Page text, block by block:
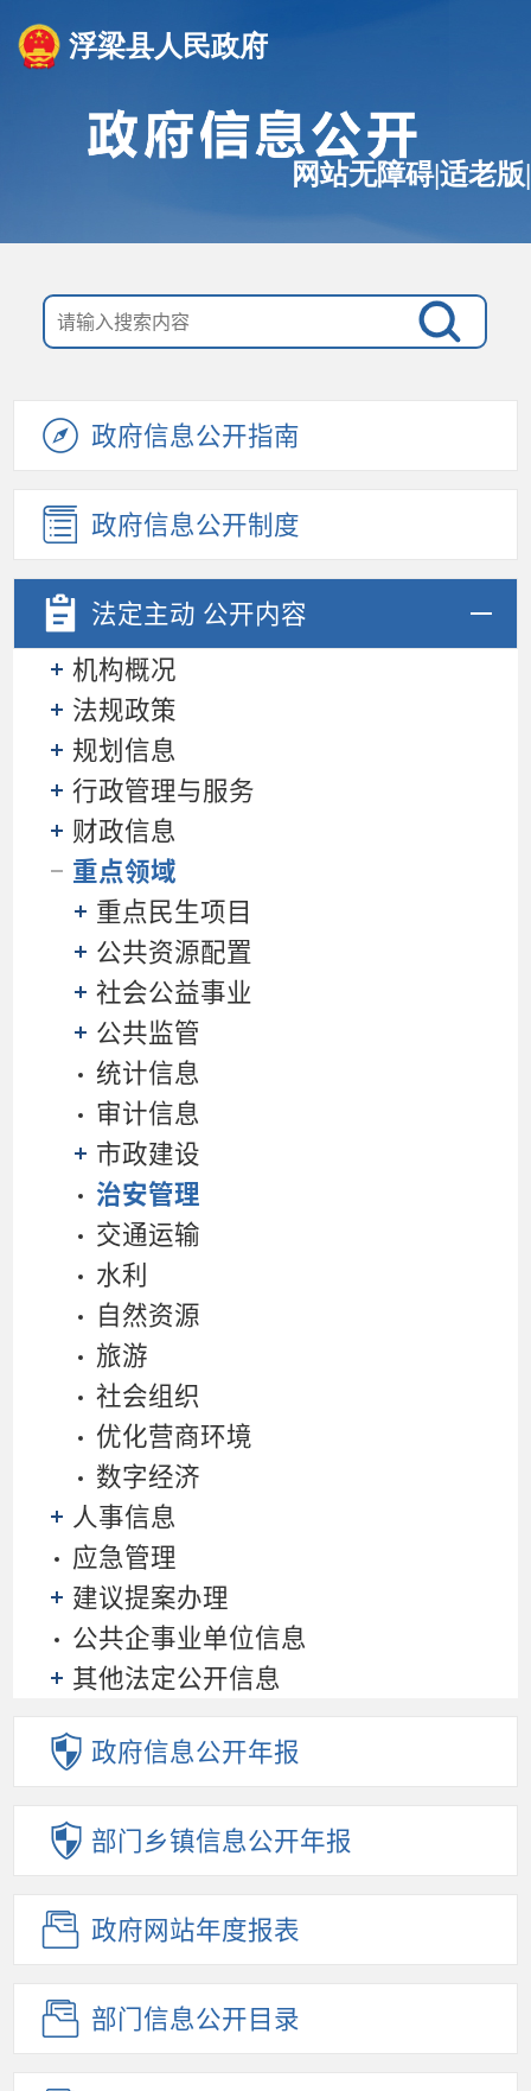
浮梁县人民政府
网站无障碍|适老版|
政府信息公开指南
政府信息公开制度
法定主动 公开内容
机构概况
法规政策
规划信息
行政管理与服务
财政信息
重点领域
重点民生项目
公共资源配置
社会公益事业
公共监管
统计信息
审计信息
市政建设
治安管理
交通运输
水利
自然资源
旅游
社会组织
优化营商环境
数字经济
人事信息
应急管理
建议提案办理
公共企事业单位信息
其他法定公开信息
政府信息公开年报
部门乡镇信息公开年报
政府网站年度报表
部门信息公开目录